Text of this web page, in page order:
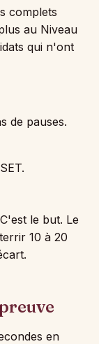
complets
au Niveau
qui n'ont
de pauses.
le but. Le
10 à 20
en